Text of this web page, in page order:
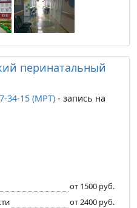
перинатальный
34-15 (МРТ) - запись на
от 1500 руб.
от 2400 руб.